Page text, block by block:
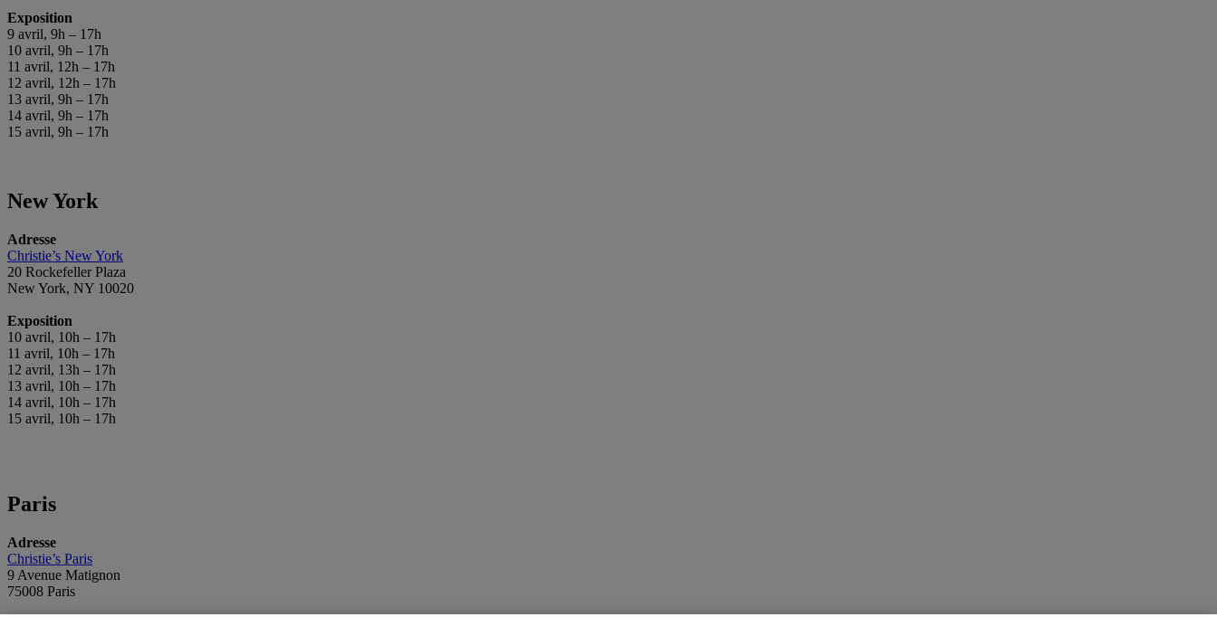
Exposition
9 avril, 9h – 17h
10 avril, 9h – 17h
11 avril, 12h – 17h
12 avril, 12h – 17h
13 avril, 9h – 17h
14 avril, 9h – 17h
15 avril, 9h – 17h
New York
Adresse
Christie’s New York
20 Rockefeller Plaza
New York, NY 10020
Exposition
10 avril, 10h – 17h
11 avril, 10h – 17h
12 avril, 13h – 17h
13 avril, 10h – 17h
14 avril, 10h – 17h
15 avril, 10h – 17h
Paris
Adresse
Christie’s Paris
9 Avenue Matignon
75008 Paris